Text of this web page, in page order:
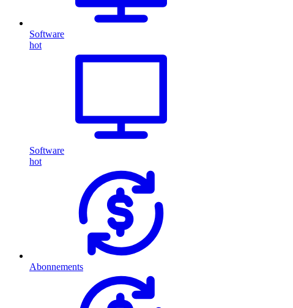
Software
hot
Software
hot
Abonnements